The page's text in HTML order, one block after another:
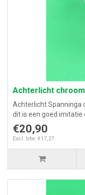
Achterlicht chroom
Achterlicht Spanninga
dit is een goed imitatie
€20,90
Excl. btw: €17,27